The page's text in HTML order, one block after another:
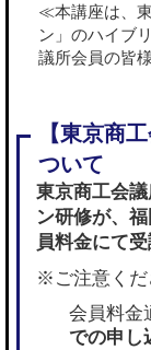
≪本講座は、
ン」のハイブ
議所会員の皆
東京商工会
ン研修が、
員料金にて受
※ご注意く
会員料金
での申し